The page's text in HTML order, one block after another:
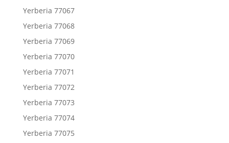
Yerberia 77067
Yerberia 77068
Yerberia 77069
Yerberia 77070
Yerberia 77071
Yerberia 77072
Yerberia 77073
Yerberia 77074
Yerberia 77075